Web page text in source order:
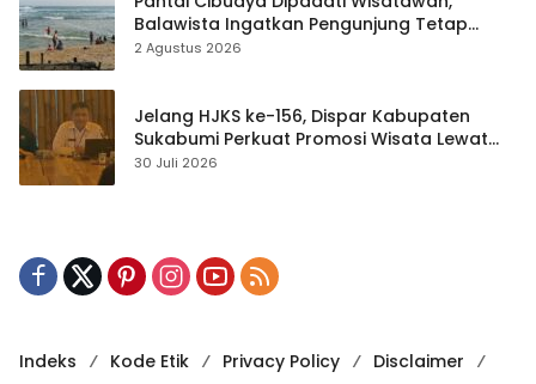
Balawista Ingatkan Pengunjung Tetap
Waspada
2 Agustus 2026
Jelang HJKS ke-156, Dispar Kabupaten
Sukabumi Perkuat Promosi Wisata Lewat
Publikasi Digital
30 Juli 2026
Indeks Kode Etik Privacy Policy
Disclaimer